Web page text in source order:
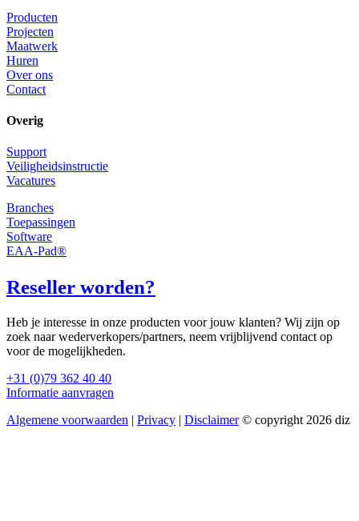
Producten
Projecten
Maatwerk
Huren
Over ons
Contact
Overig
Support
Veiligheidsinstructie
Vacatures
Branches
Toepassingen
Software
EAA-Pad®
Reseller worden?
Heb je interesse in onze producten voor jouw klanten? Wij zijn op
zoek naar wederverkopers/partners, neem vrijblijvend contact op
voor de mogelijkheden.
+31 (0)79 362 40 40
Informatie aanvragen
Algemene voorwaarden | Privacy | Disclaimer© copyright 2026 diz